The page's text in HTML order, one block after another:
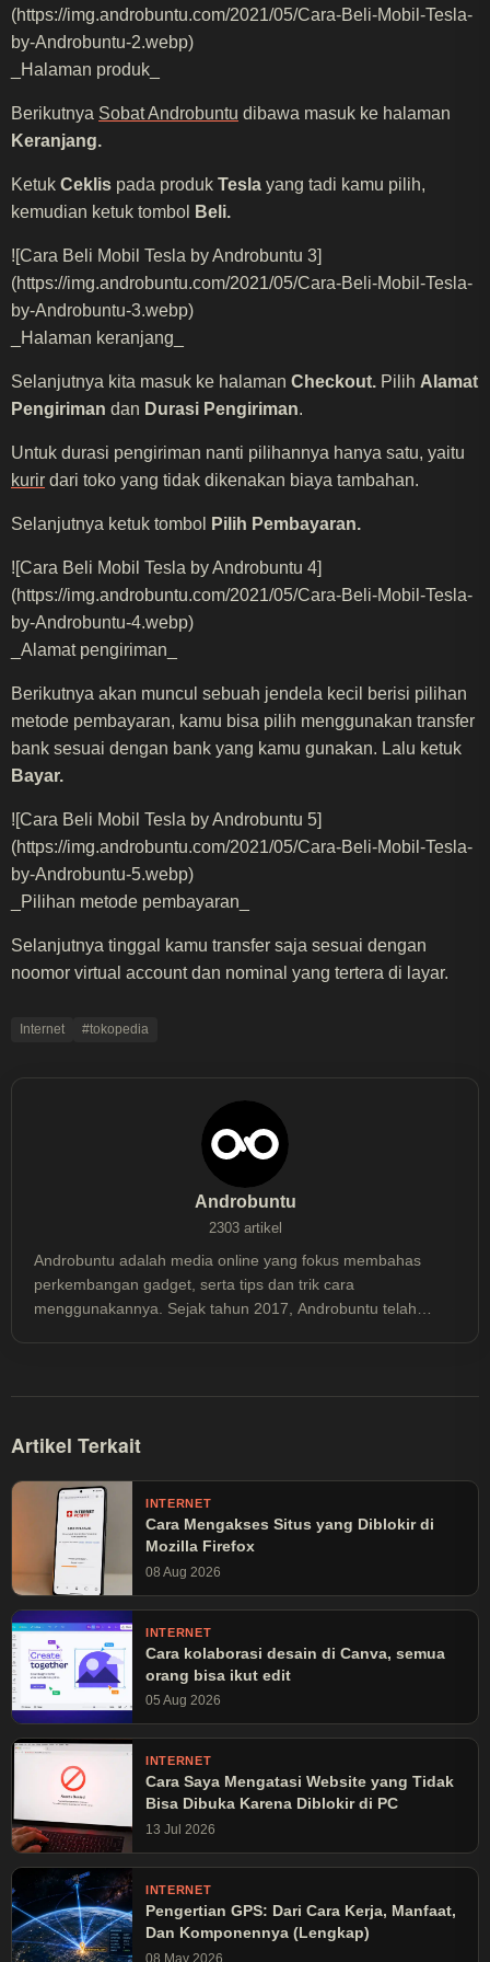
(https://img.androbuntu.com/2021/05/Cara-Beli-Mobil-Tesla-
by-Androbuntu-2.webp)
_Halaman produk_
Berikutnya Sobat Androbuntu dibawa masuk ke halaman
Keranjang.
Ketuk Ceklis pada produk Tesla yang tadi kamu pilih,
kemudian ketuk tombol
Beli.
![Cara Beli Mobil Tesla by Androbuntu 3]
(https://img.androbuntu.com/2021/05/Cara-Beli-Mobil-Tesla-
by-Androbuntu-3.webp)
_Halaman keranjang_
Selanjutnya kita masuk ke halaman Checkout. Pilih Alamat
Pengiriman dan Durasi Pengiriman.
Untuk durasi pengiriman nanti pilihannya hanya satu, yaitu
kurir dari toko yang tidak dikenakan biaya tambahan.
Selanjutnya ketuk tombol Pilih Pembayaran.
![Cara Beli Mobil Tesla by Androbuntu 4]
(https://img.androbuntu.com/2021/05/Cara-Beli-Mobil-Tesla-
by-Androbuntu-4.webp)
_Alamat pengiriman_
Berikutnya akan muncul sebuah jendela kecil berisi pilihan
metode pembayaran, kamu bisa pilih menggunakan transfer
bank sesuai dengan bank yang kamu gunakan. Lalu ketuk
Bayar.
![Cara Beli Mobil Tesla by Androbuntu 5]
(https://img.androbuntu.com/2021/05/Cara-Beli-Mobil-Tesla-
by-Androbuntu-5.webp)
_Pilihan metode pembayaran_
Selanjutnya tinggal kamu transfer saja sesuai dengan
noomor virtual account dan nominal yang tertera di layar.
Internet #tokopedia
Androbuntu
2303 artikel
Androbuntu adalah media online yang fokus membahas
perkembangan gadget, serta tips dan trik cara
menggunakannya. Sejak tahun 2017, Androbuntu telah
Artikel Terkait
INTERNET
Cara Mengakses Situs yang Diblokir di
Mozilla Firefox
08 Aug 2026
INTERNET
Cara kolaborasi desain di Canva, semua
orang bisa ikut edit
05 Aug 2026
INTERNET
Cara Saya Mengatasi Website yang Tidak
Bisa Dibuka Karena Diblokir di PC
13 Jul 2026
INTERNET
Pengertian GPS: Dari Cara Kerja, Manfaat,
Dan Komponennya (Lengkap)
08 May 2026